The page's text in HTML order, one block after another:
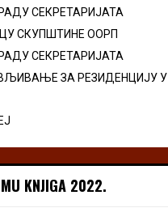
СЕКРЕТАРИЈАТА
СКУПШТИНЕ ООРП
СЕКРЕТАРИЈАТА
ЗА РЕЗИДЕНЦИЈУ У
KNJIGA 2022.